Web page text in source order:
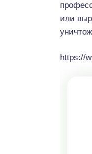
или
https://